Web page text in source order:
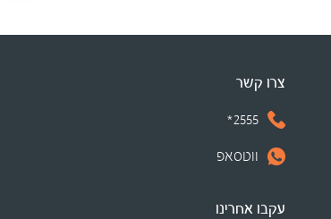
צרו קשר
2555*
ווטסאפ
עקבו אחרינו